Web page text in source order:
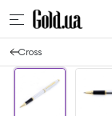
Cross